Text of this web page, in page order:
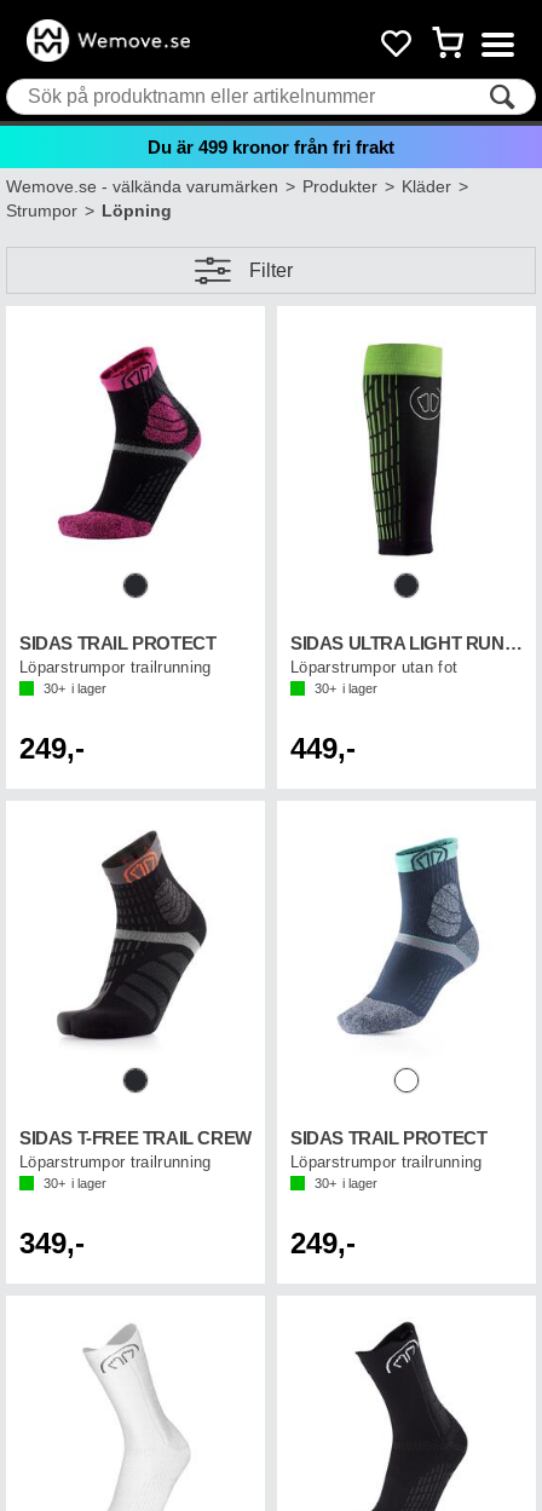
Du är 499 kronor från fri frakt
Wemove.se - välkända varumärken>Produkter>Kläder>
Strumpor>Löpning
Filter
SIDAS TRAIL PROTECT
Löparstrumpor trailrunning
30+ i lager
249,-
SIDAS ULTRA LIGHT RUN CALF
Löparstrumpor utan fot
30+ i lager
449,-
SIDAS T-FREE TRAIL CREW
Löparstrumpor trailrunning
30+ i lager
349,-
SIDAS TRAIL PROTECT
Löparstrumpor trailrunning
30+ i lager
249,-